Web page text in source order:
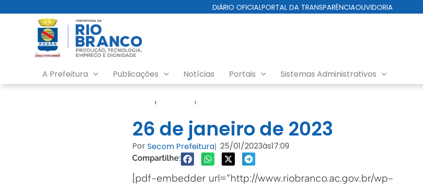
DIÁRIO OFICIALPORTAL DA TRANSPARÊNCIAOUVIDORIA
A Prefeitura Publicações Notícias Portais Sistemas Administrativos
› ›
26 de janeiro de 2023
PorSecom Prefeitura| 25/01/2023às17:09
Compartilhe:
[pdf-embedder url=”http://www.riobranco.ac.gov.br/wp-